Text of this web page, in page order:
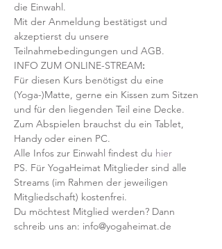
die Einwahl.
Mit der Anmeldung bestätigst und
akzeptierst du unsere
Teilnahmebedingungen und AGB.
INFO ZUM ONLINE-STREAM:
Für diesen Kurs benötigst du eine
(Yoga-)Matte, gerne ein Kissen zum Sitzen
und für den liegenden Teil eine Decke.
Zum Abspielen brauchst du ein Tablet,
Handy oder einen PC.
Alle Infos zur Einwahl findest du hier
PS. Für YogaHeimat Mitglieder sind alle
Streams (im Rahmen der jeweiligen
Mitgliedschaft) kostenfrei.
Du möchtest Mitglied werden? Dann
schreib uns an: info@yogaheimat.de